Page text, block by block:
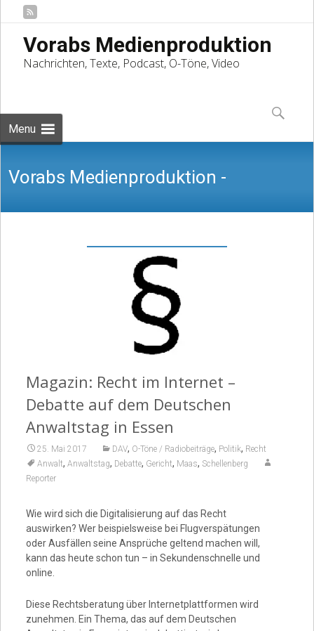
Vorabs Medienproduktion
Nachrichten, Texte, Podcast, O-Töne, Video
Menu
to
content
Suchen
nach:
Vorabs Medienproduktion -
Nachrichten, Texte, Podcast, O-Töne,
Magazin: Recht im Internet –
Debatte auf dem Deutschen
Anwaltstag in Essen
25. Mai 2017 DAV, O-Töne / Radiobeiträge, Politik, Recht
Anwalt, Anwaltstag, Debatte, Gericht, Maas, Schellenberg
Reporter
Wie wird sich die Digitalisierung auf das Recht
auswirken? Wer beispielsweise bei Flugverspätungen
oder Ausfällen seine Ansprüche geltend machen will,
kann das heute schon tun – in Sekundenschnelle und
online.
Diese Rechtsberatung über Internetplattformen wird
zunehmen. Ein Thema, das auf dem Deutschen